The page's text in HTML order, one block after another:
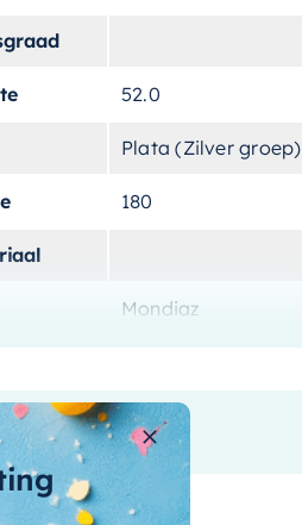
52.0
Plata (Zilver groep)
180
Mondiaz
liters 190 liter
personen